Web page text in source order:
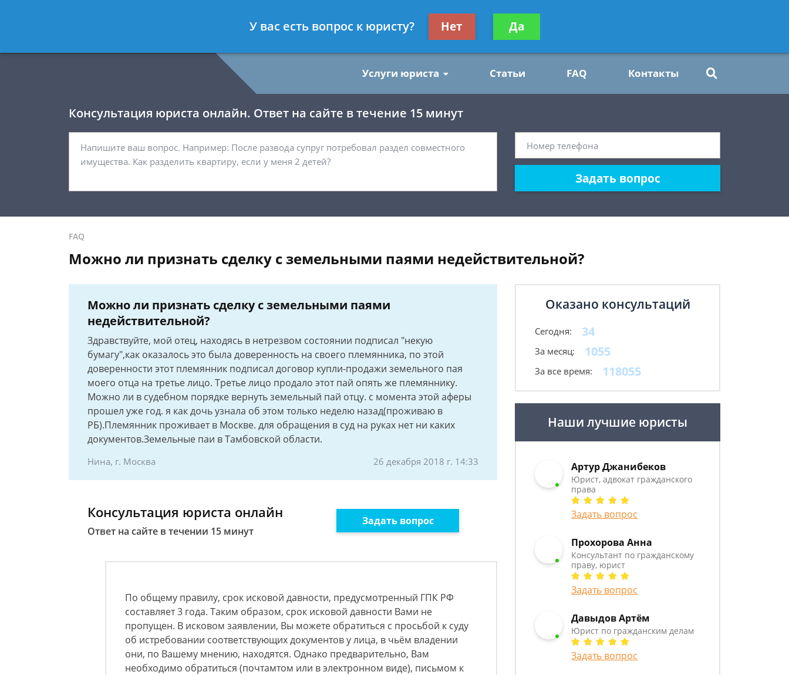
- Юрист по гражданским делам
Получите консультацию
бесплатно
Услуги юриста Статьи FAQ Контакты
Консультация юриста онлайн. Ответ на сайте в течение 15 минут
Задать вопрос
FAQ
Можно ли признать сделку с земельными паями недействительной?
Можно ли признать сделку с земельными паями
недействительной?
Здравствуйте, мой отец, находясь в нетрезвом состоянии подписал "некую
бумагу",как оказалось это была доверенность на своего племянника, по этой
доверенности этот племянник подписал договор купли-продажи земельного пая
моего отца на третье лицо. Третье лицо продало этот пай опять же племяннику.
Можно ли в судебном порядке вернуть земельный пай отцу. с момента этой аферы
прошел уже год. я как дочь узнала об этом только неделю назад(проживаю в
РБ).Племянник проживает в Москве. для обращения в суд на руках нет ни каких
документов.Земельные паи в Тамбовской области.
Нина, г. Москва 26 декабря 2018 г. 14:33
Консультация юриста онлайн
Ответ на сайте в течении 15 минут
Задать вопрос
По общему правилу, срок исковой давности, предусмотренный ГПК РФ
составляет 3 года. Таким образом, срок исковой давности Вами не
пропущен. В исковом заявлении, Вы можете обратиться с просьбой к суду
об истребовании соответствующих документов у лица, в чьём владении
они, по Вашему мнению, находятся. Однако предварительно, Вам
необходимо обратиться (почтамтом или в электронном виде), письмом к
Оказано консультаций
Сегодня: 34
За месяц: 1055
За все время: 118055
Наши лучшие юристы
Артур Джанибеков
Юрист, адвокат гражданского
права
Задать вопрос
Прохорова Анна
Консультант по гражданскому
праву, юрист
Задать вопрос
Давыдов Артём
Юрист по гражданским делам
Задать вопрос
У вас есть вопрос к юристу? Нет Да